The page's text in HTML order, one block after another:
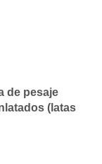
de pesaje
(latas